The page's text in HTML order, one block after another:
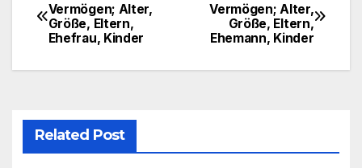
navigation
Vermögen; Alter,
Größe, Eltern,
Ehemann, Kinder
Vermögen; Alter,
Größe, Eltern,
Ehefrau, Kinder
Related Post